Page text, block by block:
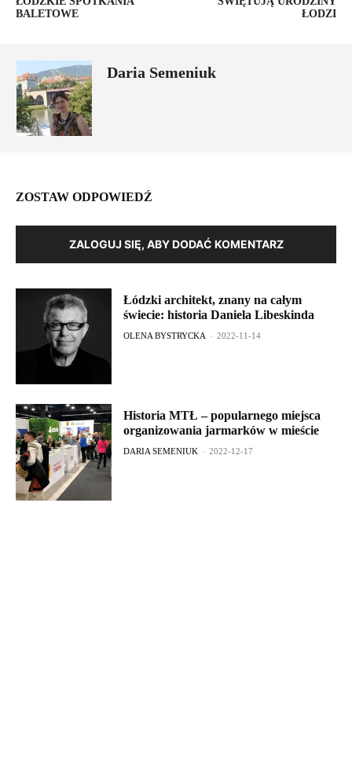
BALETOWE
ŁODZI
Daria Semeniuk
ZOSTAW ODPOWIEDŹ
ZALOGUJ SIĘ, ABY DODAĆ KOMENTARZ
Łódzki architekt, znany na całym
świecie: historia Daniela Libeskinda
OLENA BYSTRYCKA - 2022-11-14
Historia MTŁ – popularnego miejsca
organizowania jarmarków w mieście
DARIA SEMENIUK - 2022-12-17